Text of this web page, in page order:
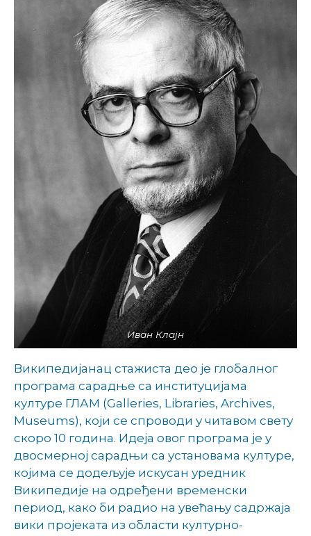
Иван Клајн
Википедијанац стажиста део је глобалног
програма сарадње са институцијама
културе ГЛАМ (Galleries, Libraries, Archives,
Museums), који се спроводи у читавом свету
скоро 10 година. Идеја овог програма је у
двосмерној сарадњи са установама културе,
којима се додељује искусан уредник
Википедије на одређени временски
период, како би радио на увећању садржаја
вики пројеката из области културно-